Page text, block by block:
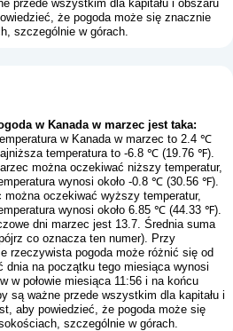
przede wszystkim dla kapitału i obszaru
że pogoda może się znacznie
szczególnie w górach.
w Kanada w marzec jest taka:
w Kanada w marzec to 2.4 ℃
temperatura to -6.8 ℃ (19.76 ℉).
można oczekiwać niższy temperatur,
wynosi około -0.8 ℃ (30.56 ℉).
można oczekiwać wyższy temperatur,
wynosi około 6.85 ℃ (44.33 ℉).
dni marzec jest 13.7. Średnia suma
co oznacza ten numer). Przy
rzeczywista pogoda może różnić się od
dnia na początku tego miesiąca wynosi
w połowie miesiąca 11:56 i na końcu
są ważne przede wszystkim dla kapitału i
aby powiedzieć, że pogoda może się
szczególnie w górach.